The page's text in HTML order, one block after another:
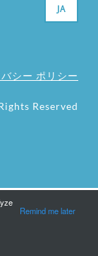
JA
シー ポリシー
Reserved
Remind me later